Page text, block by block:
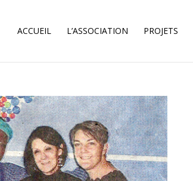
ACCUEIL L’ASSOCIATION PROJETS